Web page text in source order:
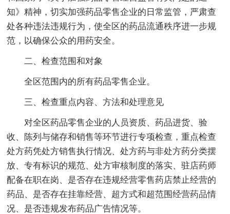
知》精神，切实加强药品零售企业的日常监管，严肃查
处各种违法违规行为，使全区的药品流通秩序进一步规
范，以确保公众的用药安全。
二、检查范围和对象
全区范围内的所有药品零售企业。
三、检查重点内容、方法和处理意见
对全区药品零售企业的人员资质、药品进货、验
收、陈列与储存和销售等环节进行专项检查，重点检查
处方药凭处方销售执行情况、处方药与非处方药分类摆
放、专有标识的规范、处方审核制度的落实、驻店药师
配备在职在岗、是否存在违规经营零售药店禁止经营的
药品、是否存在挂靠经营、超方式和超范围经营药品情
况、是否违规发布药品广告情况等。